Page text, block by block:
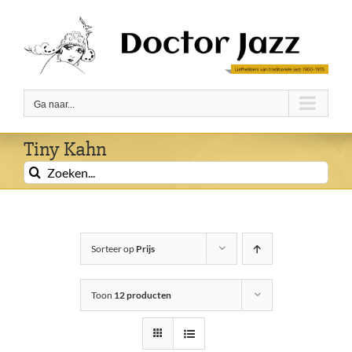
inhoud
Ga naar...
Tiny Kahn
Zoeken
naar:
Sorteer op Prijs
Toon 12 producten